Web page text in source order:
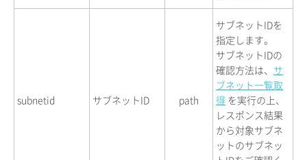
subnetid サブネットID path
サブネットIDを
指定します。
サブネットIDの
確認方法は、 サ
ブネット一覧取
得 を実行の上、
レスポンス結果
から対象サブネ
ットのサブネッ